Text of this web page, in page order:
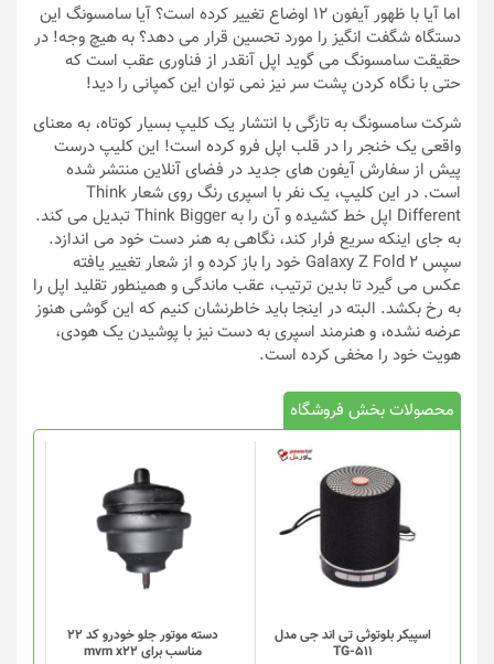
اما آیا با ظهور آیفون 12 اوضاع تغییر کرده است؟ آیا سامسونگ این
دستگاه شگفت انگیز را مورد تحسین قرار می دهد؟ به هیچ وجه! در
حقیقت سامسونگ می گوید اپل آنقدر از فناوری عقب است که
حتی با نگاه کردن پشت سر نیز نمی توان این کمپانی را دید!
شرکت سامسونگ به تازگی با انتشار یک کلیپ بسیار کوتاه، به معنای
واقعی یک خنجر را در قلب اپل فرو کرده است! این کلیپ درست
پیش از سفارش آیفون های جدید در فضای آنلاین منتشر شده
است. در این کلیپ، یک نفر با اسپری رنگ روی شعار Think
Different اپل خط کشیده و آن را به Think Bigger تبدیل می کند.
به جای اینکه سریع فرار کند، نگاهی به هنر دست خود می اندازد.
سپس Galaxy Z Fold 2 خود را باز کرده و از شعار تغییر یافته
عکس می گیرد تا بدین ترتیب، عقب ماندگی و همینطور تقلید اپل را
به رخ بکشد. البته در اینجا باید خاطرنشان کنیم که این گوشی هنوز
عرضه نشده، و هنرمند اسپری به دست نیز با پوشیدن یک هودی،
هویت خود را مخفی کرده است.
محصولات بخش فروشگاه
اسپیکر بلوتوثی تی اند جی مدل
TG-511
دسته موتور جلو خودرو کد 22
مناسب برای mvm x22